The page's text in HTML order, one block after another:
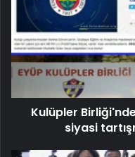
Kulüpler
siyasi